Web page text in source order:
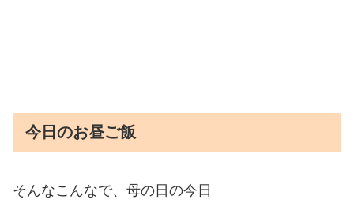
今日のお昼ご飯
そんなこんなで、母の日の今日